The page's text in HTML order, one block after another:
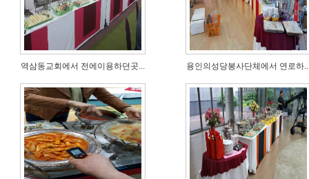
역삼동교회에서 전에이용하던곳... 용인의성당봉사단체에서 연로하